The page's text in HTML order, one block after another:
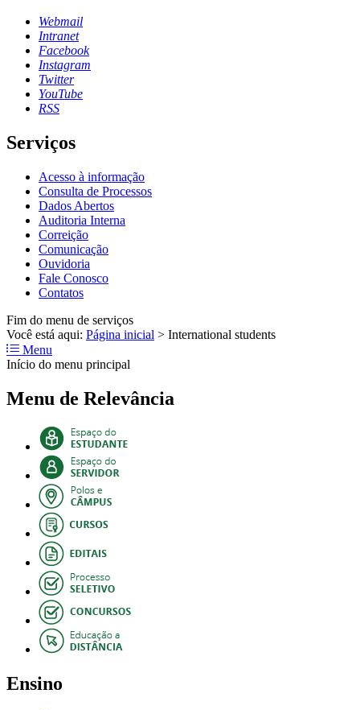
Webmail
Intranet
Facebook
Instagram
Twitter
YouTube
RSS
Serviços
Acesso à informação
Consulta de Processos
Dados Abertos
Auditoria Interna
Correição
Comunicação
Ouvidoria
Fale Conosco
Contatos
Fim do menu de serviços
Você está aqui: Página inicial > International students
Menu
Início do menu principal
Menu de Relevância
Ensino